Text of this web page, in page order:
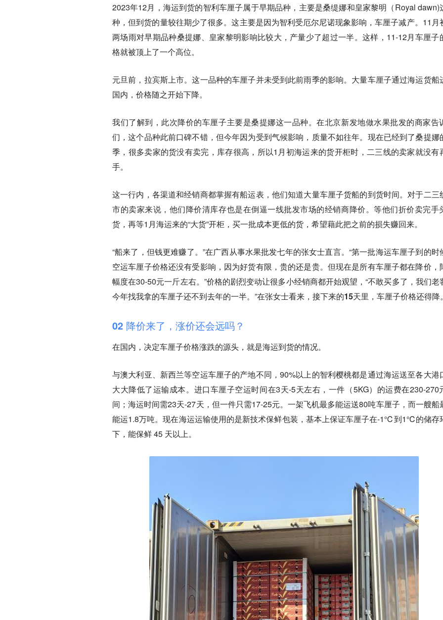
2023年12月，海运到货的智利车厘子属于早期品种，主要是桑缇娜和皇家黎明（Royal dawn)
种，但到货的量较往期少了很多。这主要是因为智利受厄尔尼诺现象影响，车厘子减产。11月
两场雨对早期品种桑提娜、皇家黎明影响比较大，产量少了超过一半。这样，11-12月车厘子
格就被顶上了一个高位。
元旦前，拉宾斯上市。这一品种的车厘子并未受到此前雨季的影响。大量车厘子通过海运货船
国内，价格随之开始下降。
我们了解到，此次降价的车厘子主要是桑提娜这一品种。在北京新发地做水果批发的商家告
们，这个品种此前口碑不错，但今年因为受到气候影响，质量不如往年。现在已经到了桑提娜
季，很多卖家的货没有卖完，库存很高，所以1月初海运来的货开柜时，二三线的卖家就没有
手。
这一行内，各渠道和经销商都掌握有船运表，他们知道大量车厘子货船的到货时间。对于二三
市的卖家来说，他们降价清库存也是在倒逼一线批发市场的经销商降价。等他们折价卖完手
货，再等1月海运来的“大货”开柜，买一批成本更低的货，希望藉此把之前的损失赚回来。
“船来了，但钱更难赚了。”在广西从事水果批发七年的张女士直言。“第一批海运车厘子到的时
空运车厘子价格还没有受影响，因为好货有限，贵的还是贵。但现在是所有车厘子都在降价，
幅度在30-50元一斤左右。”价格的剧烈变动让很多小经销商都开始观望，“不敢买多了，我们老
今年找我拿的车厘子还不到去年的一半。”在张女士看来， 接下来的15天里，车厘子价格还得降。
02 降价来了，涨价还会远吗？
在国内，决定车厘子价格涨跌的源头，就是海运到货的情况。
与澳大利亚、新西兰等空运车厘子的产地不同，90%以上的智利樱桃都是通过海运送至各大港
大大降低了运输成本。进口车厘子空运时间在3天-5天左右，一件（5KG）的运费在230-270
间；海运时间需23天-27天，但一件只需17-25元。一架飞机最多能运送80吨车厘子，而一艘船
能运1.8万吨。现在海运运输使用的是新技术保鲜包装，基本上保证车厘子在-1℃到1℃的储存
下，能保鲜 45 天以上。